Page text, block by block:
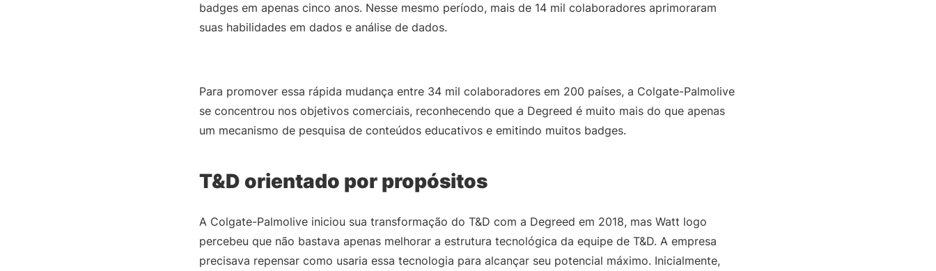
badges em apenas cinco anos. Nesse mesmo período, mais de 14 mil colaboradores aprimoraram
suas habilidades em dados e análise de dados.
Para promover essa rápida mudança entre 34 mil colaboradores em 200 países, a Colgate-Palmolive
se concentrou nos objetivos comerciais, reconhecendo que a Degreed é muito mais do que apenas
um mecanismo de pesquisa de conteúdos educativos e emitindo muitos badges.
T&D orientado por propósitos
A Colgate-Palmolive iniciou sua transformação do T&D com a Degreed em 2018, mas Watt logo
percebeu que não bastava apenas melhorar a estrutura tecnológica da equipe de T&D. A empresa
precisava repensar como usaria essa tecnologia para alcançar seu potencial máximo. Inicialmente,